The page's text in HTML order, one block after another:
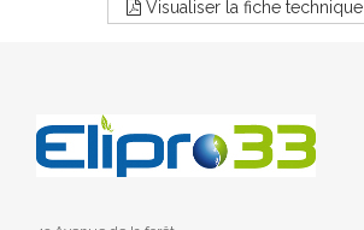
Visualiser la fiche technique